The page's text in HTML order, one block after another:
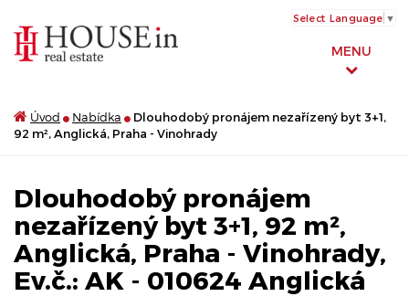
MENU
Select Language ▼
Úvod Nabídka
Dlouhodobý pronájem nezařízený byt 3+1,
92 m², Anglická, Praha - Vinohrady
Dlouhodobý pronájem
nezařízený byt 3+1, 92 m²,
Anglická, Praha - Vinohrady,
Ev.č.: AK - 010624 Anglická